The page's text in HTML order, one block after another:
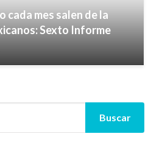
cada mes salen de la
Sexto Informe
Buscar